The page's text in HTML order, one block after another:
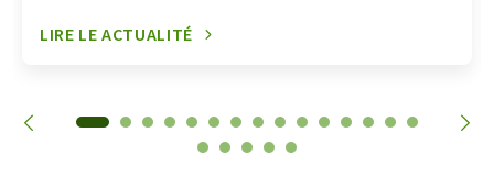
LIRE LE ACTUALITÉ